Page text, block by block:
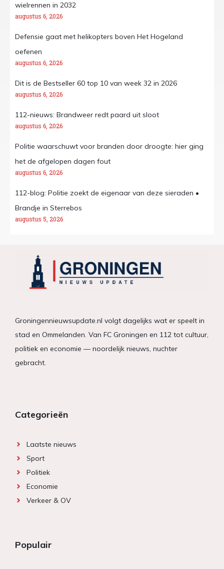
wielrennen in 2032
augustus 6, 2026
Defensie gaat met helikopters boven Het Hogeland
oefenen
augustus 6, 2026
Dit is de Bestseller 60 top 10 van week 32 in 2026
augustus 6, 2026
112-nieuws: Brandweer redt paard uit sloot
augustus 6, 2026
Politie waarschuwt voor branden door droogte: hier ging
het de afgelopen dagen fout
augustus 6, 2026
112-blog: Politie zoekt de eigenaar van deze sieraden •
Brandje in Sterrebos
augustus 5, 2026
Groningennieuwsupdate.nl volgt dagelijks wat er speelt in
stad en Ommelanden. Van FC Groningen en 112 tot cultuur,
politiek en economie — noordelijk nieuws, nuchter
gebracht.
Categorieën
Laatste nieuws
Sport
Politiek
Economie
Verkeer & OV
Populair